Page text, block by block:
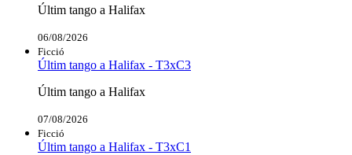
Últim tango a Halifax
06/08/2026
Ficció
Últim tango a Halifax - T3xC3
Últim tango a Halifax
07/08/2026
Ficció
Últim tango a Halifax - T3xC1